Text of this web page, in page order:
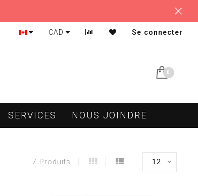
CAD Se connecter
0
SERVICES NOUS JOINDRE
7 Produits 12